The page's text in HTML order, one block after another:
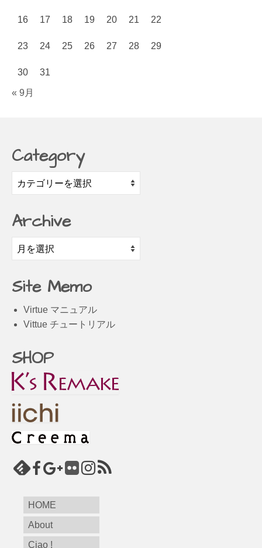
16 17 18 19 20 21 22
23 24 25 26 27 28 29
30 31
« 9月
Category
Category
Archive
Archive
Site Memo
Virtue マニュアル
Vittue チュートリアル
SHOP
HOME
About
Ciao !